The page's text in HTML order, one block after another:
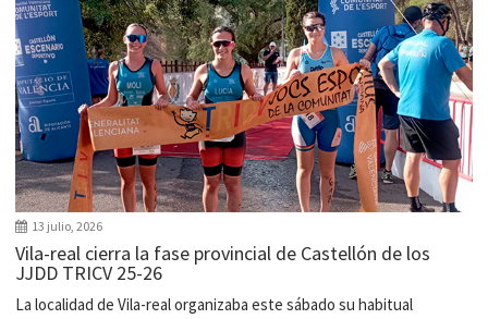
13 julio, 2026
Vila-real cierra la fase provincial de Castellón de los
JJDD TRICV 25-26
La localidad de Vila-real organizaba este sábado su habitual